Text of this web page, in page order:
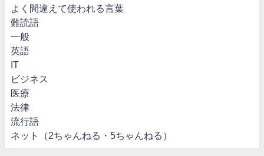
よく間違えて使われる言葉
難読語
一般
英語
IT
ビジネス
医療
法律
流行語
ネット（2ちゃんねる・5ちゃんねる）